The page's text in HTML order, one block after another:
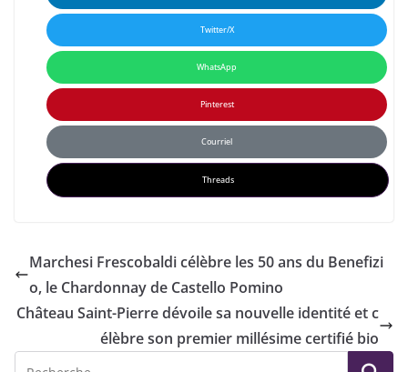
Twitter/X
WhatsApp
Pinterest
Courriel
Threads
Marchesi Frescobaldi célèbre les 50 ans du Benefizi
o, le Chardonnay de Castello Pomino
Château Saint-Pierre dévoile sa nouvelle identité et c
élèbre son premier millésime certifié bio